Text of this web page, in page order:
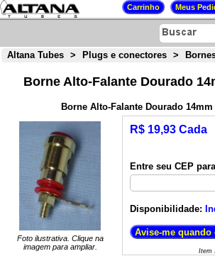
Altana Tubes > Plugs e conectores >
Borne Alto-Falante Dourado
Borne Alto-Falante Dourado
Foto ilustrativa. Clique na
imagem para ampliar.
R$ 19,93 Cada
Entre seu CEP
Disponibilidade:
Item